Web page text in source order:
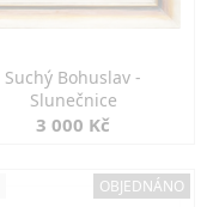
Suchý Bohuslav -
Slunečnice
3 000 Kč
OBJEDNÁNO